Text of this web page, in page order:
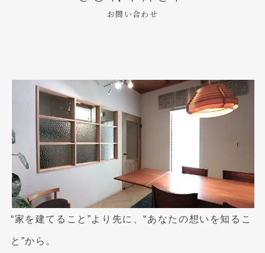
お問い合わせ
“家を建てること”より先に、“あなたの想いを知るこ
と”から。